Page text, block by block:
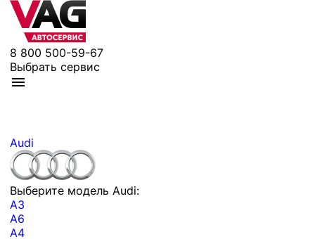
8 800 500-59-67
Выбрать сервис
Audi
Выберите модель Audi:
A3
A6
A4